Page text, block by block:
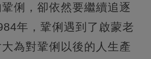
俐，卻依然要繼續追逐
年，鞏俐遇到了啟蒙老
為對鞏俐以後的人生產